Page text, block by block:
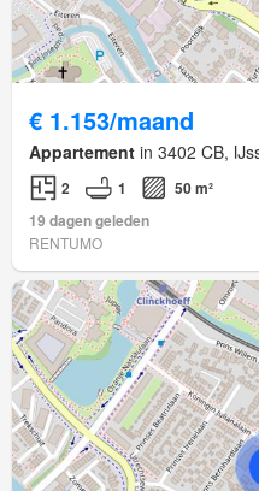
€ 1.153/maand
Appartement in 3402 CB,
2 1
50 m²
19 dagen geleden
RENTUMO